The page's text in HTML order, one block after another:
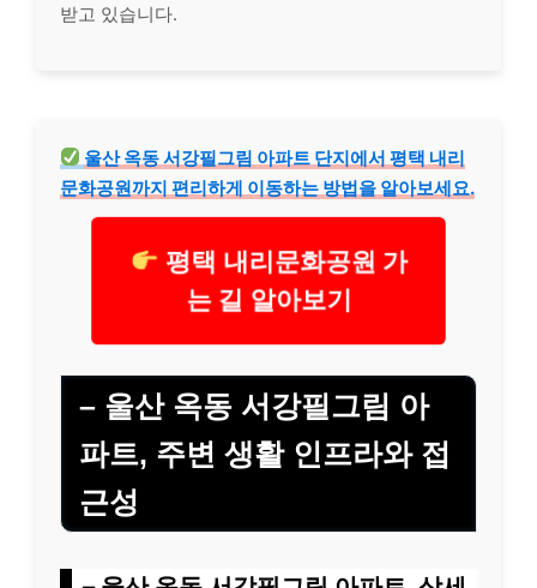
받고 있습니다.
울산 옥동 서강필그림 아파트 단지에서 평택 내리
문화공원까지 편리하게 이동하는 방법을 알아보세요.
평택 내리문화공원 가
는 길 알아보기
– 울산 옥동 서강필그림 아
파트, 주변 생활 인프라와 접
근성